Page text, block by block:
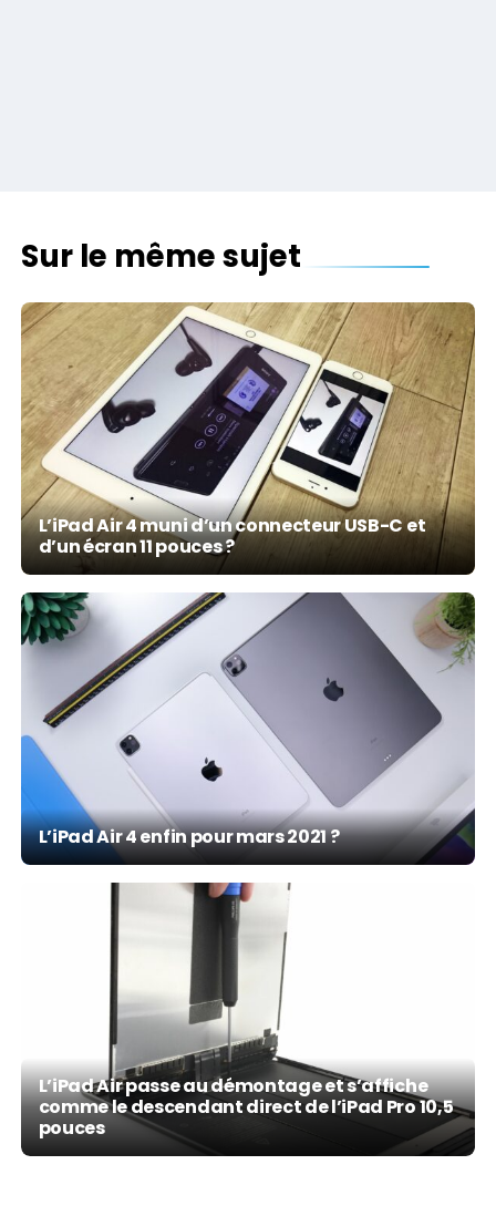
Sur le même sujet
L’iPad Air 4 muni d’un connecteur USB-C et
d’un écran 11 pouces ?
L’iPad Air 4 enfin pour mars 2021 ?
L’iPad Air passe au démontage et s’affiche
comme le descendant direct de l’iPad Pro 10,5
pouces